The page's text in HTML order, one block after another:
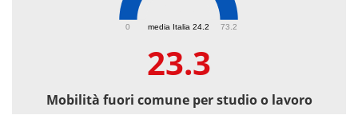
media Italia 24.2
0 73.2
23.3
Mobilità fuori comune per studio o lavoro